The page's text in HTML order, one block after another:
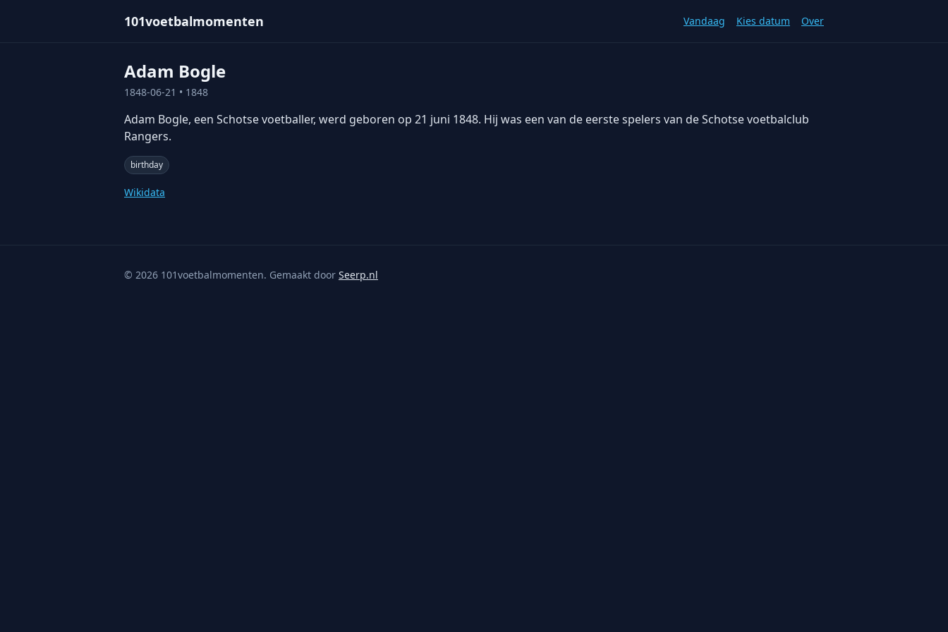
101voetbalmomenten Vandaag Kies datum Over
Adam Bogle
1848-06-21 • 1848
Adam Bogle, een Schotse voetballer, werd geboren op 21 juni 1848. Hij was een van de eerste spelers van de Schotse voetbalclub
Rangers.
birthday
Wikidata
© 2026 101voetbalmomenten. Gemaakt door Seerp.nl